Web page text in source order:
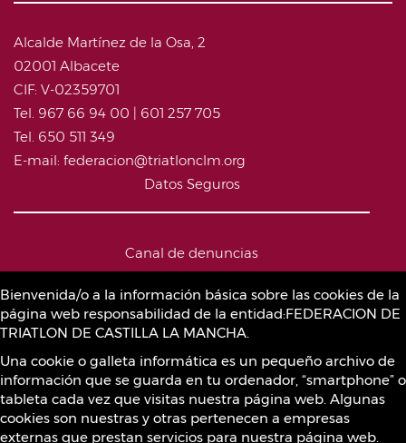
Bienvenida/o a la información básica sobre las cookies de la
página web responsabilidad de la entidad:FEDERACION DE
TRIATLON DE CASTILLA LA MANCHA.
Una cookie o galleta informática es un pequeño archivo de
información que se guarda en tu ordenador, “smartphone” o
tableta cada vez que visitas nuestra página web. Algunas
cookies son nuestras y otras pertenecen a empresas
externas que prestan servicios para nuestra página web.
Alcalde Martínez de la Osa, 2
02001 Albacete
CIF: V-02359701
Tel. 967 66 94 00 | 601 257 705
Tel. 650 511 349
E-mail: federacion@triatlonclm.org
Datos Seguros
Canal de denuncias
Política de Cookies
Sustancias prohibidas